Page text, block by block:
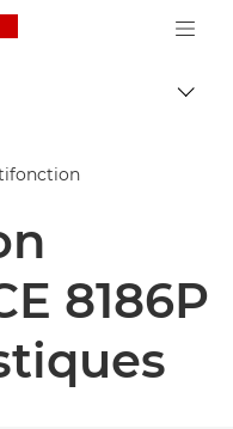
Canon Logo, back to
8186P